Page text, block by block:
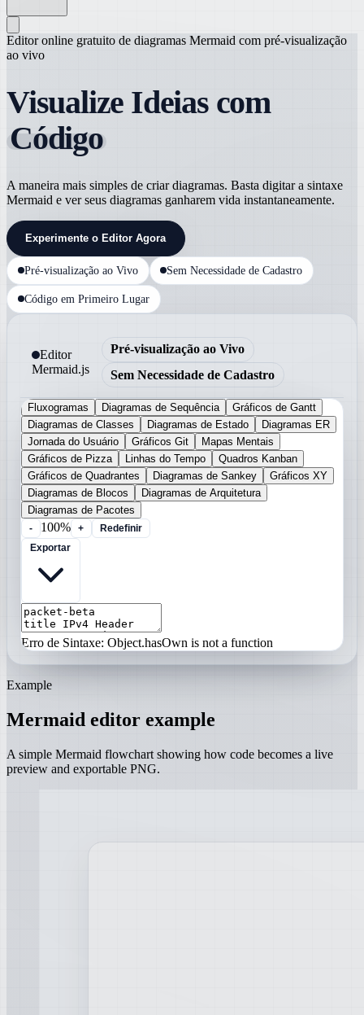
Editor online gratuito de diagramas Mermaid com pré-visualização
ao vivo
Visualize Ideias com
Código
A maneira mais simples de criar diagramas. Basta digitar a sintaxe
Mermaid e ver seus diagramas ganharem vida instantaneamente.
Experimente o Editor Agora
Pré-visualização ao Vivo Sem Necessidade de Cadastro
Código em Primeiro Lugar
Editor
Mermaid.js
Pré-visualização ao Vivo
Sem Necessidade de Cadastro
Fluxogramas Diagramas de Sequência
Gráficos de Gantt
Diagramas de Classes
Diagramas de Estado
Diagramas ER
Jornada do Usuário
Gráficos Git
Mapas Mentais
Gráficos de Pizza
Linhas do Tempo
Quadros Kanban
Gráficos de Quadrantes
Diagramas de Sankey
Gráficos XY
Diagramas de Blocos
Diagramas de Arquitetura
Diagramas de Pacotes
- 100% +
Redefinir
Erro de Sintaxe: Object.hasOwn is not a function
Example
Mermaid editor example
A simple Mermaid flowchart showing how code becomes a live
preview and exportable PNG.